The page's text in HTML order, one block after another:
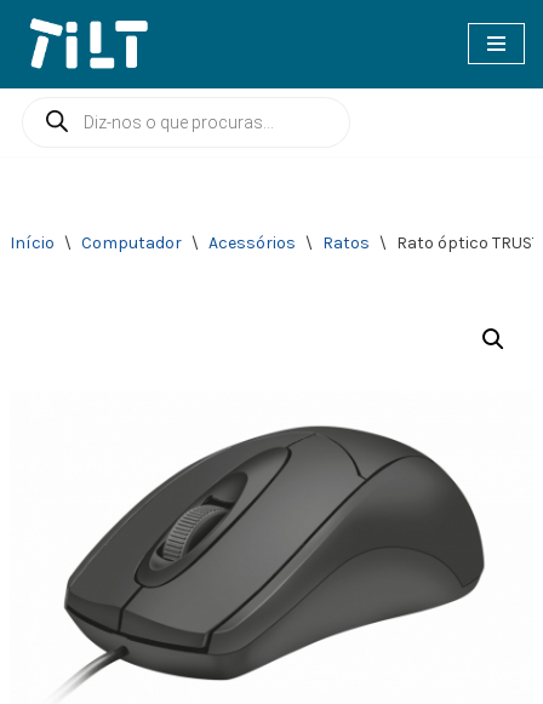
Avançar
para
Início \ Computador \ Acessórios \ Ratos \ Rato óptico